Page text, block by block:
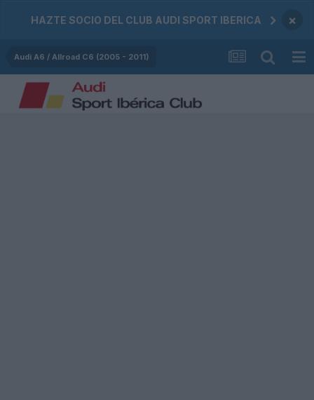
HAZTE SOCIO DEL CLUB AUDI SPORT IBERICA ×
Audi A6 / Allroad C6 (2005 - 2011)